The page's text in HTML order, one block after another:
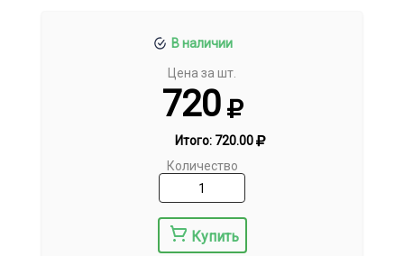
В наличии
Цена за шт.
720
Итого: 720.00
Количество
Купить